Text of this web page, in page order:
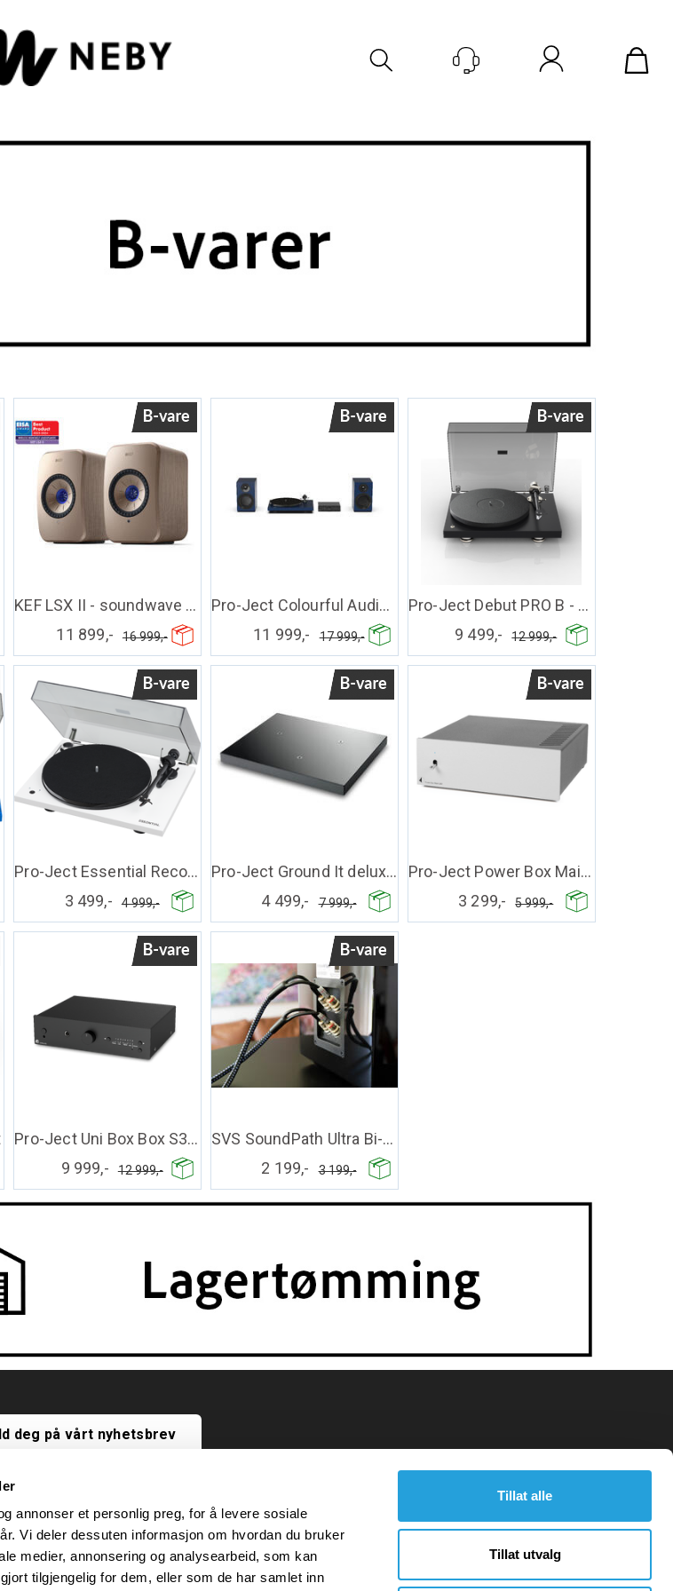
annonser et personlig preg, for å levere sosiale
Vi deler dessuten informasjon om hvordan du bruker
medier, annonsering og analysearbeid, som kan
tilgjengelig for dem, eller som de har samlet inn
Tillat alle
Tillat utvalg
KEF LSX II - soundwave B-vare
11 899,-
16 999,-
Pro-Ject Colourful Audio System E - blå
11 999,-
17 999,-
Pro-Ject Debut PRO B - sort silkematt
9 499,-
12 999,-
Pro-Ject Essential Recordmaster
3 499,-
4 999,-
Pro-Ject Ground It deluxe 3 - DEMOVARE
4 499,-
7 999,-
Pro-Ject Power Box Maia DS2 -sølv B-vare
3 299,-
5 999,-
Pro-Ject Uni Box Box S3 - sort
9 999,-
12 999,-
SVS SoundPath Ultra Bi-Wire høytt. kabel
2 199,-
3 199,-
deg på vårt nyhetsbrev
Org.nr. 955 856 325